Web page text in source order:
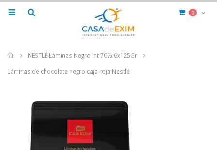
0
Home
NESTLÉ Láminas Negro Int 70% 6x125Gr
Láminas de chocolate negro caja roja Nestlé